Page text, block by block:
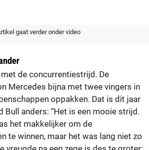
gaat verder onder video
de concurrentiestrijd. De
Mercedes bijna met twee vingers in
oppakken. Dat is dit jaar
Bull anders: “Het is een mooie strijd.
het makkelijker om de
te winnen, maar het was lang niet zo